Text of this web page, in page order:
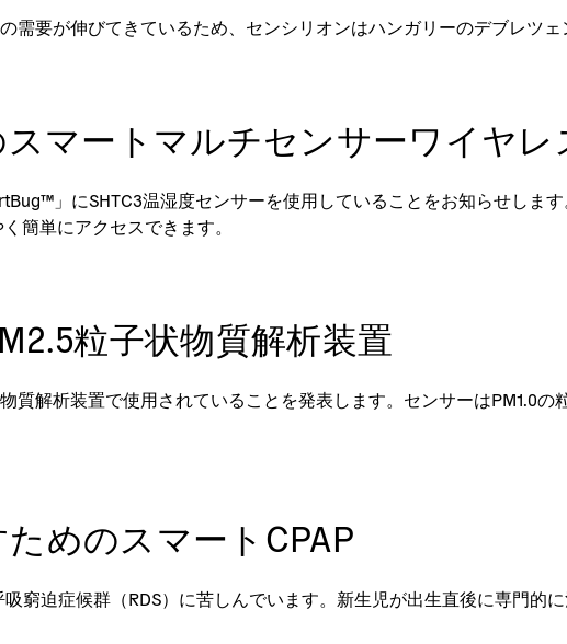
要が伸びてきているため、センシリオンはハンガリーのデブレツェ
マートマルチセンサーワイヤ
」にSHTC3温湿度センサーを使用していることをお知らせしま
簡単にアクセスできます。
粒子状物質解析装置
質解析装置で使用されていることを発表します。センサーはPM1.0
めのスマートCPAP
窮迫症候群（RDS）に苦しんでいます。新生児が出生直後に専門的